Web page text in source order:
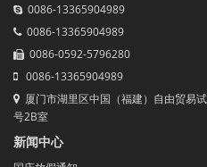
0086-13365904989
0086-13365904989
0086-0592-5796280
0086-13365904989
厦门市湖里区中国（福建）自由贸易
号2B室
新闻中心